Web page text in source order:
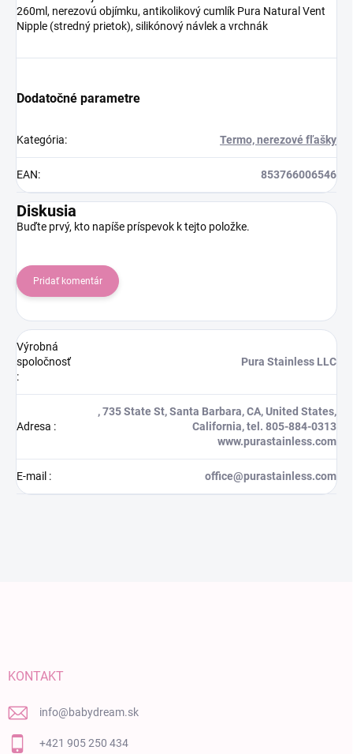
260ml, nerezovú objímku, antikolikový cumlík Pura Natural Vent
Nipple (stredný prietok), silikónový návlek a vrchnák
Dodatočné parametre
Kategória: Termo, nerezové fľašky
EAN: 853766006546
Diskusia
Buďte prvý, kto napíše príspevok k tejto položke.
Pridať komentár
Výrobná
spoločnosť
:
Pura Stainless LLC
Adresa :
, 735 State St, Santa Barbara, CA, United States,
California, tel. 805-884-0313
www.purastainless.com
E-mail : office@purastainless.com
KONTAKT
info@babydream.sk
+421 905 250 434